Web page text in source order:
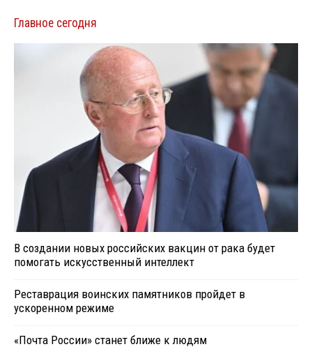
Главное сегодня
В создании новых российских вакцин от рака будет
помогать искусственный интеллект
Реставрация воинских памятников пройдет в
ускоренном режиме
«Почта России» станет ближе к людям